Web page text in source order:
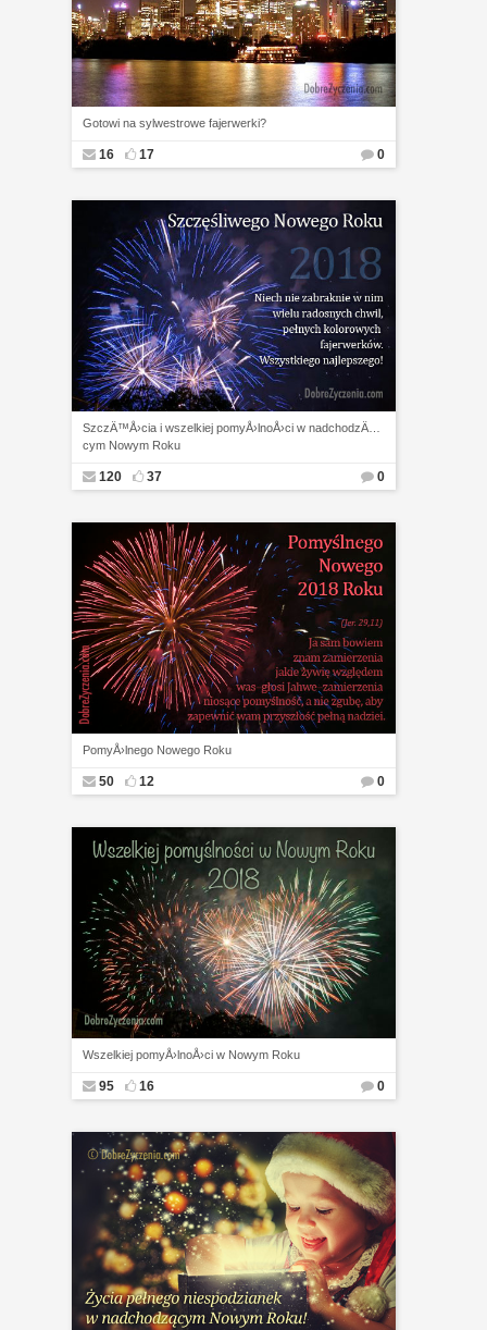
Gotowi na sylwestrowe fajerwerki?
16 17 0
SzczÄ™Å›cia i wszelkiej pomyÅ›lnoÅ›ci w nadchodzÄ…
cym Nowym Roku
120 37 0
PomyÅ›lnego Nowego Roku
50 12 0
Wszelkiej pomyÅ›lnoÅ›ci w Nowym Roku
95 16 0